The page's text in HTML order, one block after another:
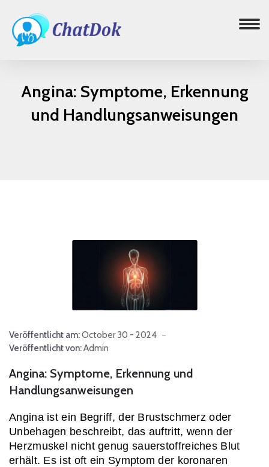
Angina: Symptome, Erkennung
und Handlungsanweisungen
Veröffentlicht am:October 30 - 2024
Veröffentlicht von:Admin
Angina: Symptome, Erkennung und
Handlungsanweisungen
Angina ist ein Begriff, der Brustschmerz oder
Unbehagen beschreibt, das auftritt, wenn der
Herzmuskel nicht genug sauerstoffreiches Blut
erhält. Es ist oft ein Symptom der koronaren